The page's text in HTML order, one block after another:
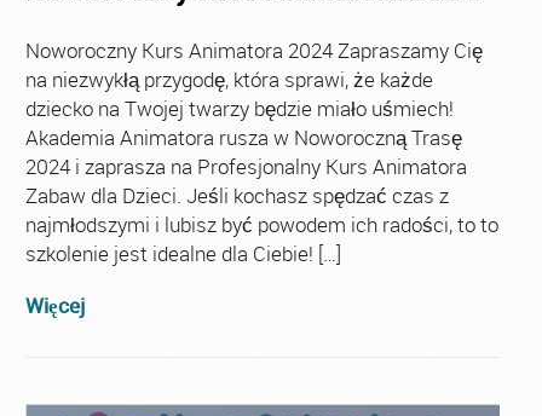
Noworoczny Kurs Animatora 2024 Zapraszamy Cię
na niezwykłą przygodę, która sprawi, że każde
dziecko na Twojej twarzy będzie miało uśmiech!
Akademia Animatora rusza w Noworoczną Trasę
2024 i zaprasza na Profesjonalny Kurs Animatora
Zabaw dla Dzieci. Jeśli kochasz spędzać czas z
najmłodszymi i lubisz być powodem ich radości, to to
szkolenie jest idealne dla Ciebie! […]
Więcej